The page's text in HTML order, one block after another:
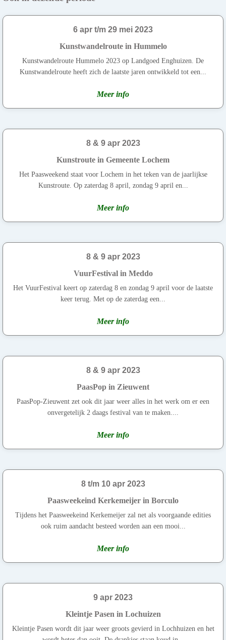
6 apr t/m 29 mei 2023
Kunstwandelroute in Hummelo
Kunstwandelroute Hummelo 2023 op Landgoed Enghuizen. De
Kunstwandelroute heeft zich de laatste jaren ontwikkeld tot een...
Meer info
8 & 9 apr 2023
Kunstroute in Gemeente Lochem
Het Paasweekend staat voor Lochem in het teken van de jaarlijkse
Kunstroute. Op zaterdag 8 april, zondag 9 april en...
Meer info
8 & 9 apr 2023
VuurFestival in Meddo
Het VuurFestival keert op zaterdag 8 en zondag 9 april voor de laatste
keer terug. Met op de zaterdag een...
Meer info
8 & 9 apr 2023
PaasPop in Zieuwent
PaasPop-Zieuwent zet ook dit jaar weer alles in het werk om er een
onvergetelijk 2 daags festival van te maken....
Meer info
8 t/m 10 apr 2023
Paasweekeind Kerkemeijer in Borculo
Tijdens het Paasweekeind Kerkemeijer zal net als voorgaande edities
ook ruim aandacht besteed worden aan een mooi...
Meer info
9 apr 2023
Kleintje Pasen in Lochuizen
Kleintje Pasen wordt dit jaar weer groots gevierd in Lochhuizen en het